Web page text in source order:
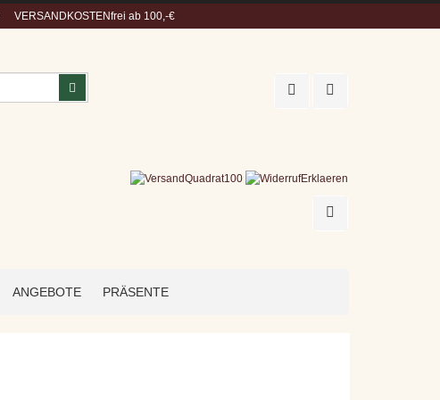
VERSANDKOSTENfrei ab 100,-€
Suchen
ANGEBOTE PRÄSENTE